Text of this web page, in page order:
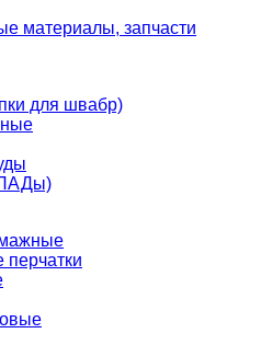
материалы, запчасти
для швабр)